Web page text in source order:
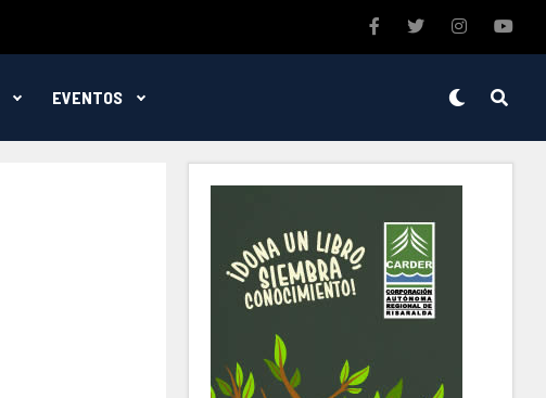
EVENTOS